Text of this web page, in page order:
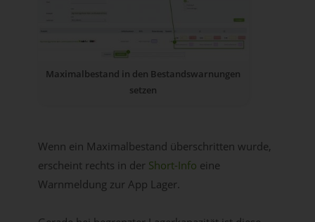
Maximalbestand in den Bestandswarnungen
setzen
Wenn ein Maximalbestand überschritten wurde,
erscheint rechts in der Short-Info eine
Warnmeldung zur App Lager.